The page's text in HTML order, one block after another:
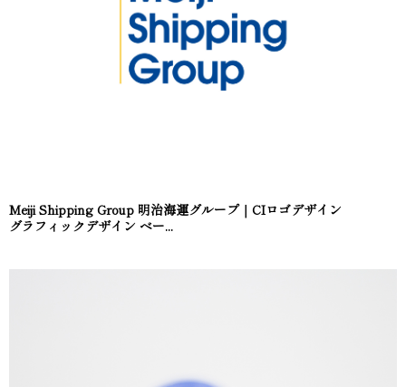
Meiji Shipping Group 明治海運グループ｜CIロゴデザイン
グラフィックデザイン ベー...